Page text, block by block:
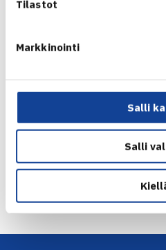
Tilastot
Markkinointi
Salli
Salli
← Edellinen
Seuraava uutinen: Turun
→